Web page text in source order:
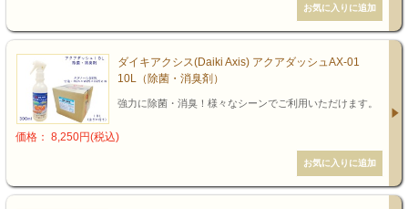
ダイキアクシス(Daiki Axis) アクアダッシュAX-01
10L（除菌・消臭剤）
強力に除菌・消臭！様々なシーンでご利用いただけます。
価格： 8,250円(税込)